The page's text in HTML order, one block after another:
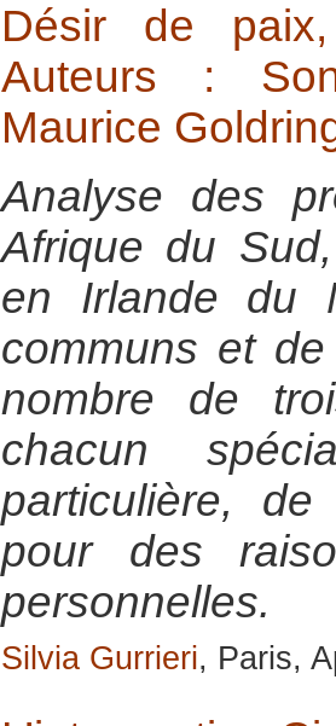
Désir de
Auteurs :
Maurice
Analyse des
Afrique du
en Irlande du
communs et
nombre de
chacun
particulière,
pour des
personnelles.
Silvia Gurrieri, Paris,